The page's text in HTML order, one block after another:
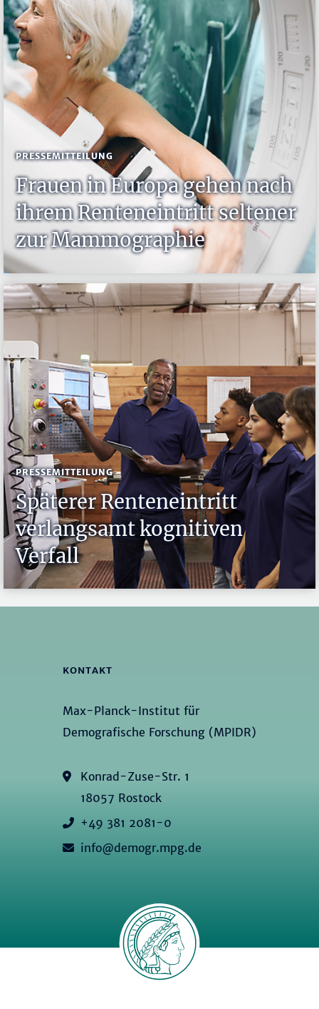
PRESSEMITTEILUNG
Frauen in Europa gehen nach
ihrem Renteneintritt seltener
zur Mammographie
PRESSEMITTEILUNG
Späterer Renteneintritt
verlangsamt kognitiven
Verfall
KONTAKT
Max-Planck-Institut für
Demografische Forschung (MPIDR)
Konrad-Zuse-Str. 1
18057 Rostock
+49 381 2081-0
info@demogr.mpg.de